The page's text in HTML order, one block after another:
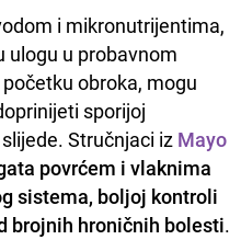
i mikronutrijentima,
ulogu u probavnom
obroka, mogu
sporijoj
Stručnjaci iz Mayo
povrćem i vlaknima
sistema, boljoj kontroli
brojnih hroničnih bolesti.